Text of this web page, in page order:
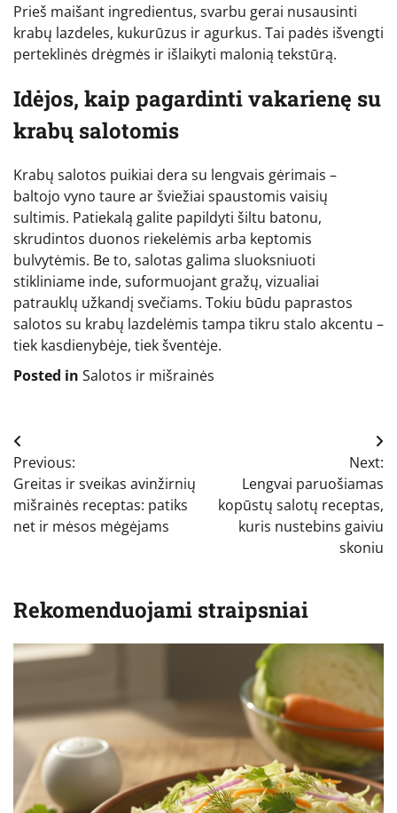
Prieš maišant ingredientus, svarbu gerai nusausinti
krabų lazdeles, kukurūzus ir agurkus. Tai padės išvengti
perteklinės drėgmės ir išlaikyti malonią tekstūrą.
Idėjos, kaip pagardinti vakarienę su
krabų salotomis
Krabų salotos puikiai dera su lengvais gėrimais –
baltojo vyno taure ar šviežiai spaustomis vaisių
sultimis. Patiekalą galite papildyti šiltu batonu,
skrudintos duonos riekelėmis arba keptomis
bulvytėmis. Be to, salotas galima sluoksniuoti
stikliniame inde, suformuojant gražų, vizualiai
patrauklų užkandį svečiams. Tokiu būdu paprastos
salotos su krabų lazdelėmis tampa tikru stalo akcentu –
tiek kasdienybėje, tiek šventėje.
Posted in Salotos ir mišrainės
Navigacija
tarp
įrašų
Previous:
Greitas ir sveikas avinžirnių
mišrainės receptas: patiks
net ir mėsos mėgėjams
Next:
Lengvai paruošiamas
kopūstų salotų receptas,
kuris nustebins gaiviu
skoniu
Rekomenduojami straipsniai